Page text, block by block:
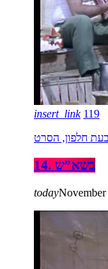
insert_link 119
חלפון, הסרט
14. בשא”ש
today